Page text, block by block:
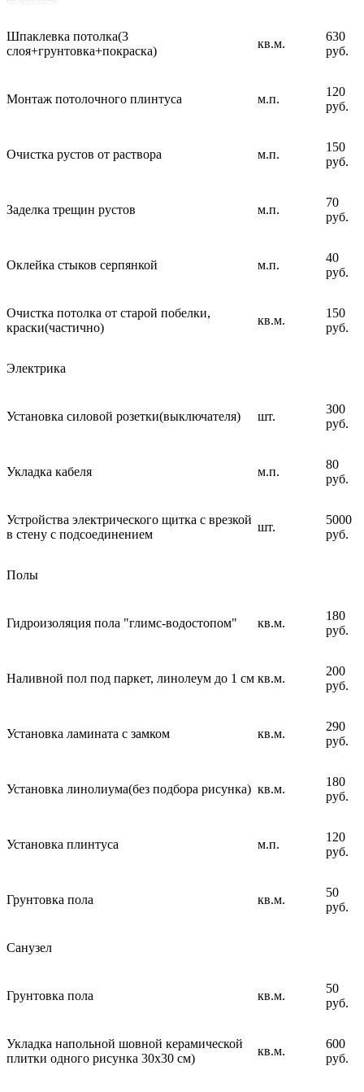
Шпаклевка потолка(3
слоя+грунтовка+покраска)
кв.м.
630
руб.
Монтаж потолочного плинтуса м.п.
120
руб.
Очистка рустов от раствора м.п.
150
руб.
Заделка трещин рустов м.п.
70
руб.
Оклейка стыков серпянкой м.п.
40
руб.
Очистка потолка от старой побелки,
краски(частично)
кв.м.
150
руб.
Электрика
Установка силовой розетки(выключателя) шт.
300
руб.
Укладка кабеля м.п.
80
руб.
Устройства электрического щитка с врезкой
в стену с подсоединением
шт.
5000
руб.
Полы
Гидроизоляция пола "глимс-водостопом" кв.м.
180
руб.
Наливной пол под паркет, линолеум до 1 см кв.м.
200
руб.
Установка ламината с замком кв.м.
290
руб.
Установка линолиума(без подбора рисунка) кв.м.
180
руб.
Установка плинтуса м.п.
120
руб.
Грунтовка пола кв.м.
50
руб.
Санузел
Грунтовка пола кв.м.
50
руб.
Укладка напольной шовной керамической
плитки одного рисунка 30х30 см)
кв.м.
600
руб.